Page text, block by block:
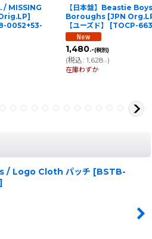
/ MISSING
0052+53-
【日本盤】Beastie
Boroughs [JPN
【ユーズド】
[TOCP-
1,480.-(税別)
(税込: 1,628 .-)
在庫わずか
/ Logo Cloth パッチ [BSTB-
]